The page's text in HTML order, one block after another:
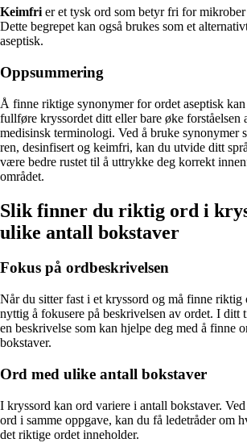
Keimfri er et tysk ord som betyr fri for
Dette begrepet kan også brukes som et
aseptisk.
Oppsummering
Å finne riktige synonymer for ordet aseptisk kan
fullføre kryssordet ditt eller bare øke forståelsen
medisinsk terminologi. Ved å bruke synonymer
ren, desinfisert og keimfri, kan du utvide ditt
være bedre rustet til å uttrykke deg korrekt
området.
Slik finner du riktig ord i
ulike antall bokstaver
Fokus på ordbeskrivelsen
Når du sitter fast i et kryssord og må finne
nyttig å fokusere på beskrivelsen av ordet. I
en beskrivelse som kan hjelpe deg med å finne
bokstaver.
Ord med ulike antall bokstaver
I kryssord kan ord variere i antall bokstaver.
ord i samme oppgave, kan du få ledetråder om
det riktige ordet inneholder.